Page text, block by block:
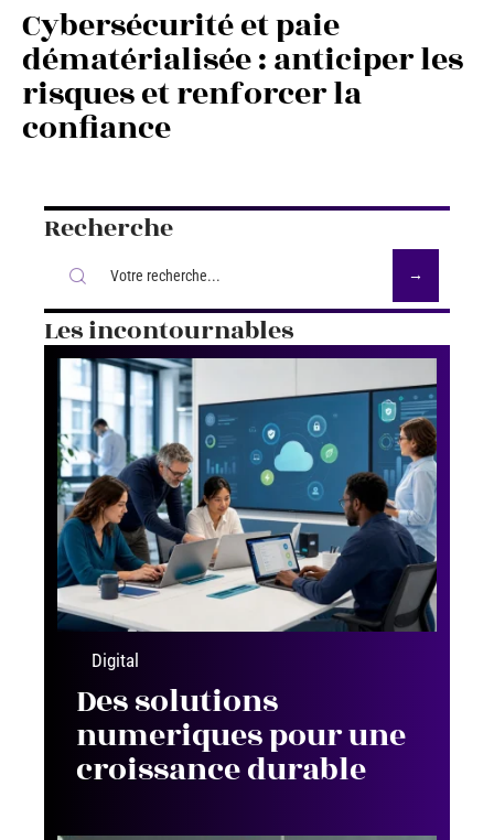
Cybersécurité et paie
dématérialisée : anticiper les
risques et renforcer la
confiance
Recherche
Les incontournables
Digital
Des solutions
numeriques pour une
croissance durable